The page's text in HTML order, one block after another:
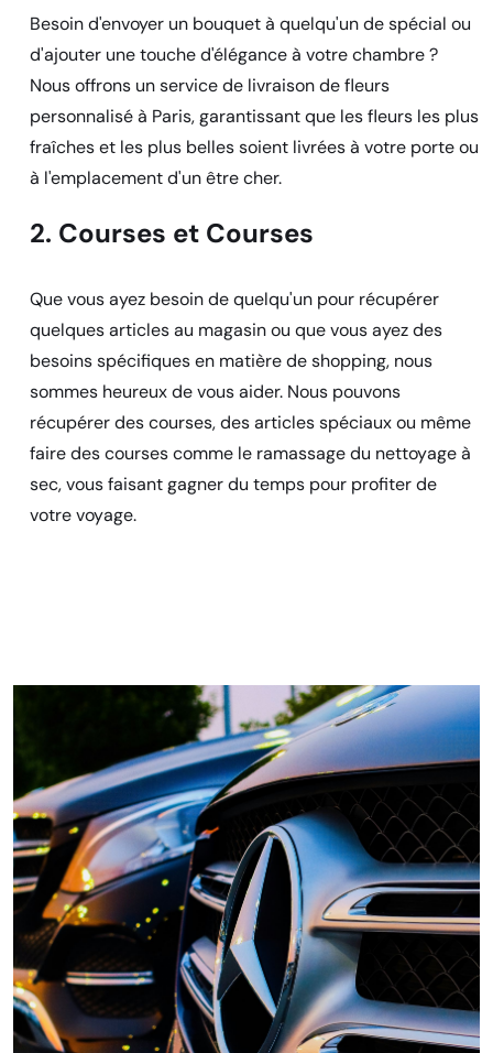
Besoin d'envoyer un bouquet à quelqu'un de spécial ou
d'ajouter une touche d'élégance à votre chambre ?
Nous offrons un service de livraison de fleurs
personnalisé à Paris, garantissant que les fleurs les plus
fraîches et les plus belles soient livrées à votre porte ou
à l'emplacement d'un être cher.
2. Courses et Courses
Que vous ayez besoin de quelqu'un pour récupérer
quelques articles au magasin ou que vous ayez des
besoins spécifiques en matière de shopping, nous
sommes heureux de vous aider. Nous pouvons
récupérer des courses, des articles spéciaux ou même
faire des courses comme le ramassage du nettoyage à
sec, vous faisant gagner du temps pour profiter de
votre voyage.